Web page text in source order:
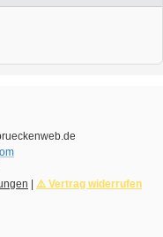
| ⚠️ Vertrag widerrufen